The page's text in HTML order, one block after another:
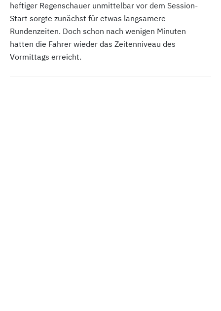
heftiger Regenschauer unmittelbar vor dem Session-
Start sorgte zunächst für etwas langsamere
Rundenzeiten. Doch schon nach wenigen Minuten
hatten die Fahrer wieder das Zeitenniveau des
Vormittags erreicht.